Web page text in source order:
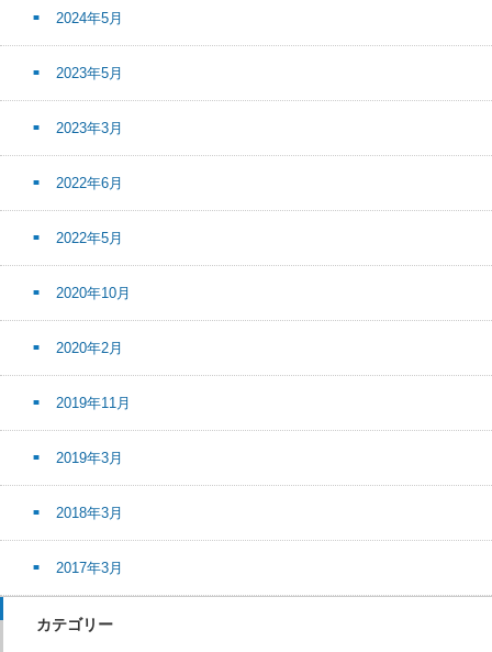
2024年5月
2023年5月
2023年3月
2022年6月
2022年5月
2020年10月
2020年2月
2019年11月
2019年3月
2018年3月
2017年3月
カテゴリー